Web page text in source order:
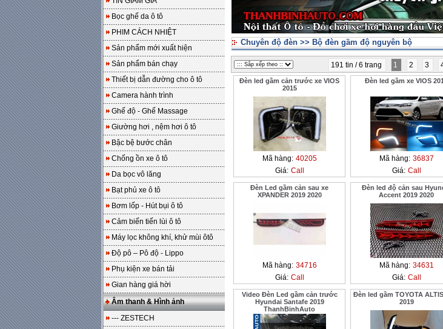
Bọc ghế da ô tô
PHIM CÁCH NHIỆT
Sản phẩm mới xuất hiện
Sản phẩm bán chạy
Thiết bị dẫn đường cho ô tô
Camera hành trình
Ghế độ - Ghế Massage
Giường hơi , nệm hơi ô tô
Bậc bệ bước chân
Chống ồn xe ô tô
Da bọc vô lăng
Bạt phủ xe ô tô
Bơm lốp - Hút bụi ô tô
Cảm biến tiến lùi ô tô
Máy lọc không khí, khử mùi ôtô
Độ pô – Pô độ - Lippo
Phụ kiện xe bán tải
Gian hàng giá hời
Âm thanh & Hình ảnh
--- ZESTECH
Chuyên độ đèn >> Bộ đèn gầm độ nguyên bộ
191 tin / 6 trang 1 2 3
Đèn led gầm cản trước xe VIOS
2015
Mã hàng: 40205
Giá: Call
Đèn led gầm xe VIOS
Mã hàng: 36837
Giá: Call
Đèn Led gầm cản sau xe
XPANDER 2019 2020
Mã hàng: 34716
Giá: Call
Đèn led độ cản sau
Accent 2019 2020
Mã hàng: 34631
Giá: Call
Video Đèn Led gầm cản trước
Hyundai Santafe 2019
ThanhBinhAuto
Đèn led gầm TOYOTA
2019